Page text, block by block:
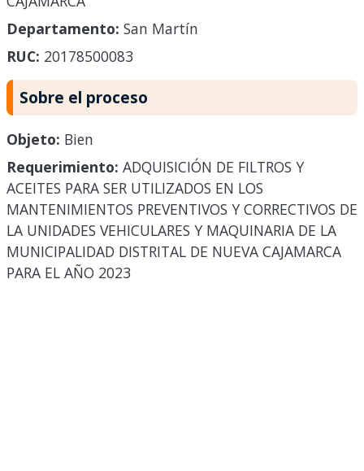
Departamento: San Martín
RUC: 20178500083
Sobre el proceso
Objeto: Bien
Requerimiento: ADQUISICIÓN DE FILTROS Y
ACEITES PARA SER UTILIZADOS EN LOS
MANTENIMIENTOS PREVENTIVOS Y CORRECTIVOS DE
LA UNIDADES VEHICULARES Y MAQUINARIA DE LA
MUNICIPALIDAD DISTRITAL DE NUEVA CAJAMARCA
PARA EL AÑO 2023